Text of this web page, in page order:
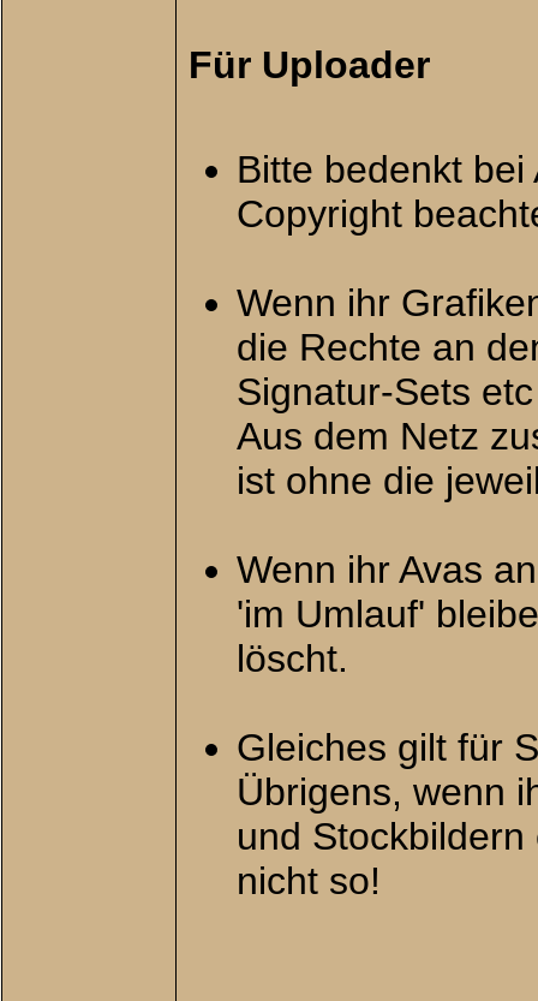
Für Uploader
Bitte bedenkt
Copyright
Wenn ihr
die Rechte an
Signatur-Sets
Aus dem Netz
ist ohne die
Wenn ihr Avas
'im Umlauf'
löscht.
Gleiches gilt für
Übrigens, wenn
und
nicht so!